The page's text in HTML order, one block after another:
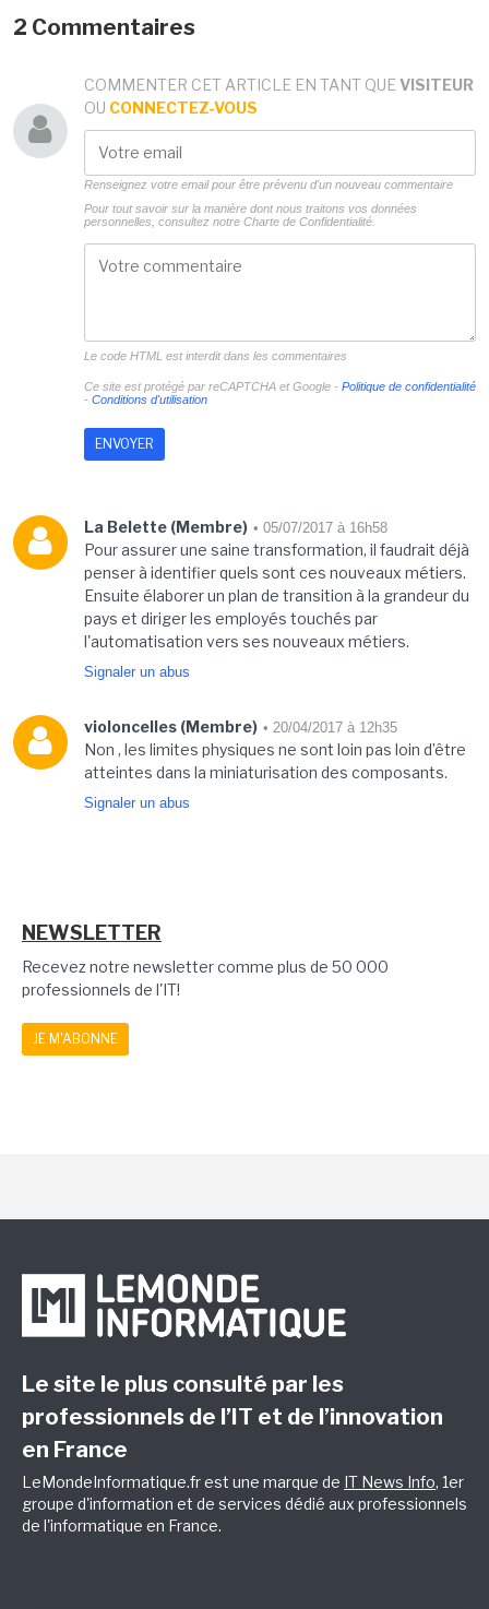
2 Commentaires
COMMENTER CET ARTICLE EN TANT QUE VISITEUR
OU CONNECTEZ-VOUS
Renseignez votre email pour être prévenu d'un nouveau commentaire
Pour tout savoir sur la manière dont nous traitons vos données
personnelles, consultez notre Charte de Confidentialité.
Le code HTML est interdit dans les commentaires
Ce site est protégé par reCAPTCHA et Google - Politique de confidentialité
- Conditions d'utilisation
La Belette (Membre) • 05/07/2017 à 16h58
Pour assurer une saine transformation, il faudrait déjà
penser à identifier quels sont ces nouveaux métiers.
Ensuite élaborer un plan de transition à la grandeur du
pays et diriger les employés touchés par
l'automatisation vers ses nouveaux métiers.
Signaler un abus
violoncelles (Membre) • 20/04/2017 à 12h35
Non , les limites physiques ne sont loin pas loin d’être
atteintes dans la miniaturisation des composants.
Signaler un abus
NEWSLETTER
Recevez notre newsletter comme plus de 50 000
professionnels de l'IT!
JE M'ABONNE
Le site le plus consulté par les
professionnels de l’IT et de l’innovation
en France
LeMondeInformatique.fr est une marque de IT News Info, 1er
groupe d'information et de services dédié aux professionnels
de l'informatique en France.